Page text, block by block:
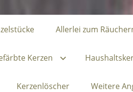
Allerlei zum
Kerzen
Kerzenlöscher Weitere